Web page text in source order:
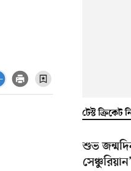
টেস্ট
শুভ
সেঞ্চুরিয়ান’